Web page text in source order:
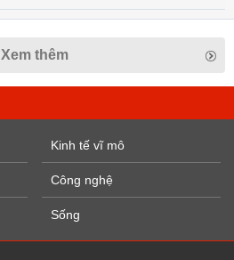
Xem thêm
Kinh tế vĩ mô
Công nghệ
Sống